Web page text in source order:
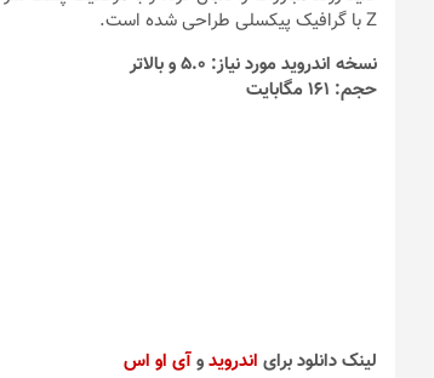
Z با گرافیک پیکسلی طراحی شده است.
نسخه اندروید مورد نیاز: 5.0 و بالاتر
حجم: 161 مگابایت
لینک دانلود برای اندرویدوآی او اس